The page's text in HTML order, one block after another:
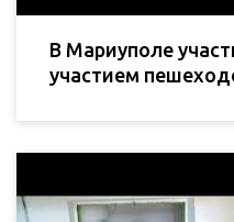
В Мариуполе
участием